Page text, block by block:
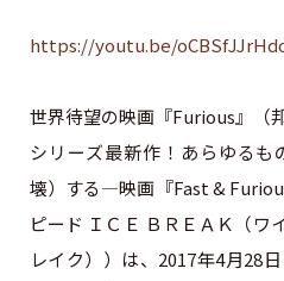
https://youtu.be/
世界待望の映画『Furious』（
シリーズ最新作！あらゆるも
壊）する―映画『Fast &
ピード ＩＣＥ ＢＲＥＡＫ（ワ
レイク））は、2017年4月28